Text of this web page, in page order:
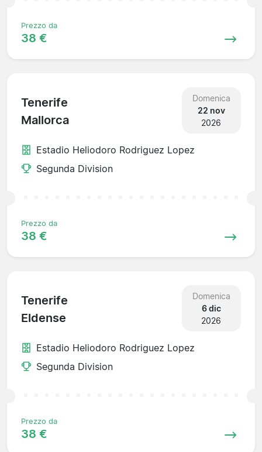
Prezzo da
38 €
Tenerife
Mallorca
Domenica
22 nov
2026
Estadio Heliodoro Rodriguez Lopez
Segunda Division
Prezzo da
38 €
Tenerife
Eldense
Domenica
6 dic
2026
Estadio Heliodoro Rodriguez Lopez
Segunda Division
Prezzo da
38 €